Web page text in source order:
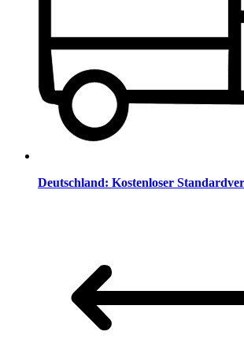
Deutschland: Kostenloser